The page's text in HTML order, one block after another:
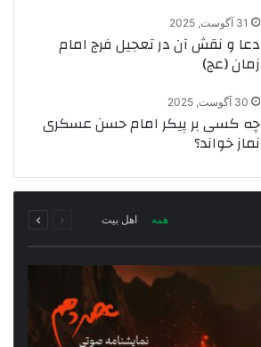
31 آگوست, 2025
دعا و نقش آن در تعجیل فرج امام
زمان (عج)
30 آگوست, 2025
چه کسی بر پیکر امام حسن عسکری
نماز خواند؟
همه اهل بیت
صفحه